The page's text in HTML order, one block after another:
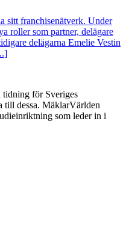
sitt franchisenätverk. Under
roller som partner, delägare
delägarna Emelie Vestin
tidning för Sveriges
till dessa. MäklarVärlden
som leder in i